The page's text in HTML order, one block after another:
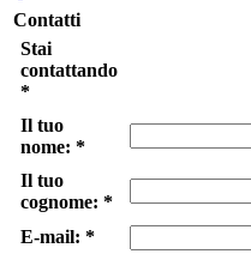
Contatti
Stai
contattando
*
Il tuo
nome: *
Il tuo
cognome: *
E-mail: *